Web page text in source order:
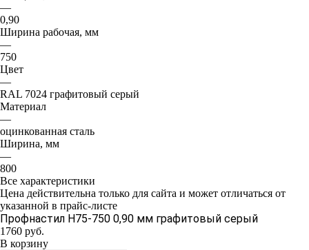
—
0,90
Ширина рабочая, мм
—
750
Цвет
—
RAL 7024 графитовый серый
Материал
—
оцинкованная сталь
Ширина, мм
—
800
Все характеристики
Цена действительна только для сайта и может отличаться от
указанной в прайс-листе
Профнастил Н75-750 0,90 мм графитовый серый
1760 руб.
В корзину